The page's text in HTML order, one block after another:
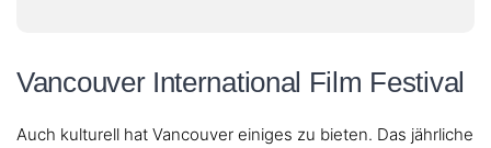
Vancouver International Film Festival
Auch kulturell hat Vancouver einiges zu bieten. Das jährliche